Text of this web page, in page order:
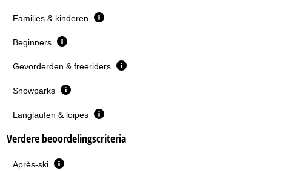
Families & kinderen
Beginners
Gevorderden & freeriders
Snowparks
Langlaufen & loipes
Verdere beoordelingscriteria
Après-ski